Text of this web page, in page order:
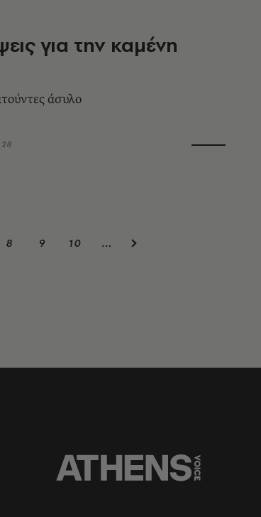
για την καμένη
άσυλο
8 9 10 …